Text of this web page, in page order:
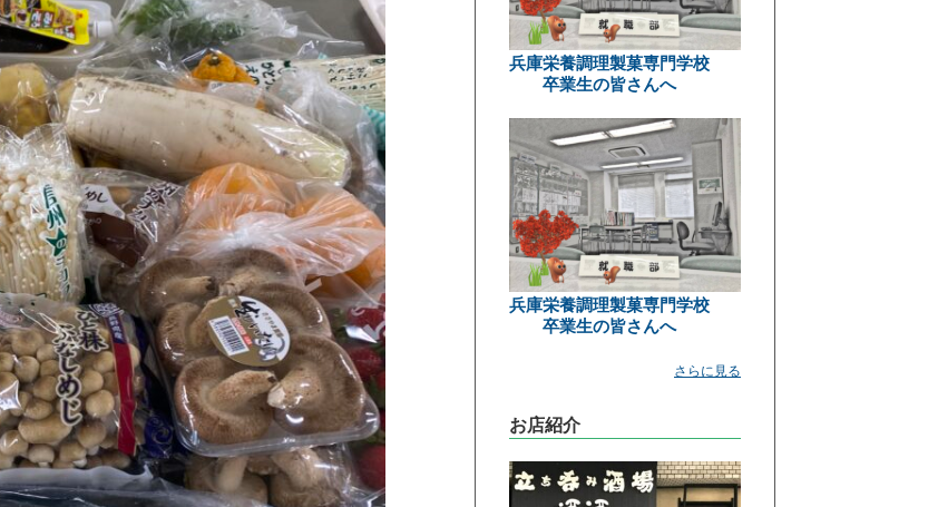
兵庫栄養調理製菓専門学校
卒業生の皆さんへ
兵庫栄養調理製菓専門学校
卒業生の皆さんへ
さらに見る
お店紹介